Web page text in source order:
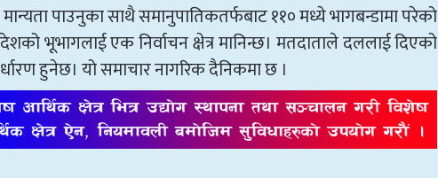
पाउनुका साथै समानुपातिकतर्फबाट ११० मध्ये भागबन्डामा परेको
भूभागलाई एक निर्वाचन क्षेत्र मानिन्छ। मतदाताले दललाई दिएको
हुनेछ। यो समाचार नागरिक दैनिकमा छ ।